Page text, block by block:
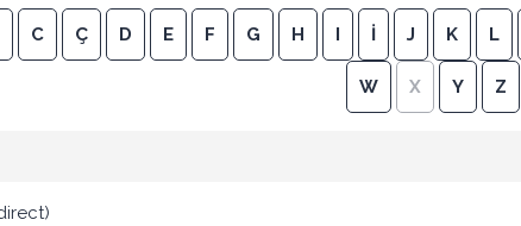
C Ç D E F G H I İ J K L
W X Y Z